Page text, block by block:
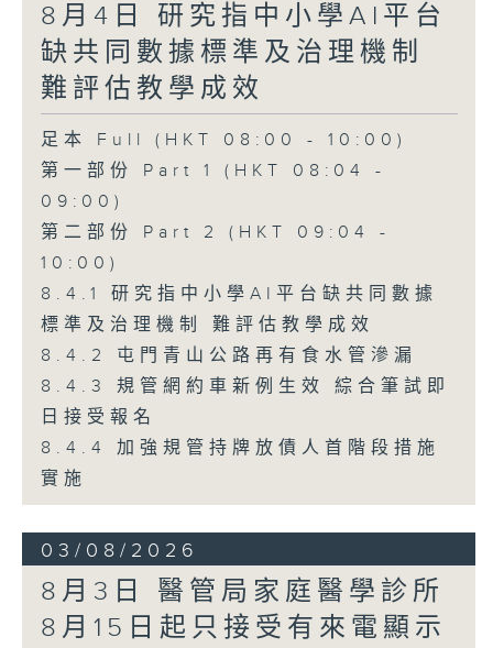
8月4日 研究指中小學AI平台
缺共同數據標準及治理機制
難評估教學成效
足本 Full (HKT 08:00 - 10:00)
第一部份 Part 1 (HKT 08:04 -
09:00)
第二部份 Part 2 (HKT 09:04 -
10:00)
8.4.1 研究指中小學AI平台缺共同數據
標準及治理機制 難評估教學成效
8.4.2 屯門青山公路再有食水管滲漏
8.4.3 規管網約車新例生效 綜合筆試即
日接受報名
8.4.4 加強規管持牌放債人首階段措施
實施
03/08/2026
8月3日 醫管局家庭醫學診所
8月15日起只接受有來電顯示